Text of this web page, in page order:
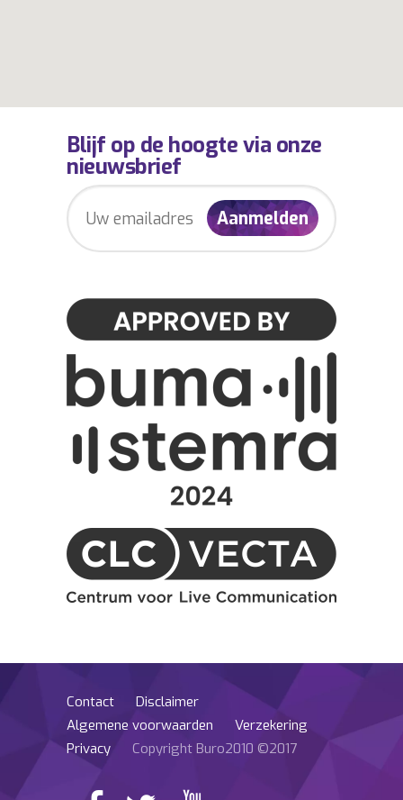
Blijf op de hoogte via onze
nieuwsbrief
Contact
Disclaimer
Algemene voorwaarden
Verzekering
Privacy
Copyright Buro2010 ©2017